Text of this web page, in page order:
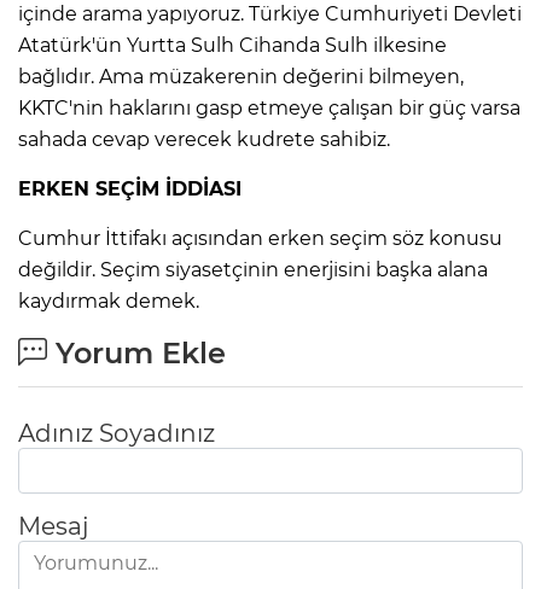
içinde arama yapıyoruz. Türkiye Cumhuriyeti Devleti
Atatürk'ün Yurtta Sulh Cihanda Sulh ilkesine
bağlıdır. Ama müzakerenin değerini bilmeyen,
KKTC'nin haklarını gasp etmeye çalışan bir güç varsa
sahada cevap verecek kudrete sahibiz.
ERKEN SEÇİM İDDİASI
Cumhur İttifakı açısından erken seçim söz konusu
değildir. Seçim siyasetçinin enerjisini başka alana
kaydırmak demek.
Yorum Ekle
Adınız Soyadınız
Mesaj